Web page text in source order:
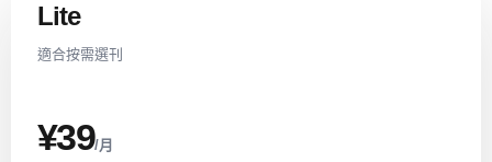
Lite
適合按需選刊
¥39/月